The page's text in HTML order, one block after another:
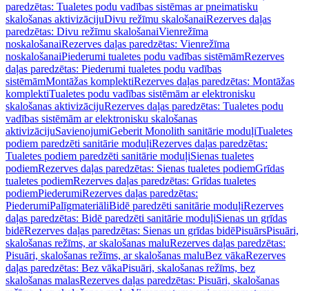
paredzētas: Tualetes podu vadības sistēmas ar pneimatisku
skalošanas aktivizācijuDivu režīmu skalošanaiRezerves daļas
paredzētas: Divu režīmu skalošanaiVienrežīma
noskalošanaiRezerves daļas paredzētas: Vienrežīma
noskalošanaiPiederumi tualetes podu vadības sistēmāmRezerves
daļas paredzētas: Piederumi tualetes podu vadības
sistēmāmMontāžas komplektiRezerves daļas paredzētas: Montāžas
komplektiTualetes podu vadības sistēmām ar elektronisku
skalošanas aktivizācijuRezerves daļas paredzētas: Tualetes podu
vadības sistēmām ar elektronisku skalošanas
aktivizācijuSavienojumiGeberit Monolith sanitārie moduļiTualetes
podiem paredzēti sanitārie moduļiRezerves daļas paredzētas:
Tualetes podiem paredzēti sanitārie moduļiSienas tualetes
podiemRezerves daļas paredzētas: Sienas tualetes podiemGrīdas
tualetes podiemRezerves daļas paredzētas: Grīdas tualetes
podiemPiederumiRezerves daļas paredzētas:
PiederumiPalīgmateriāliBidē paredzēti sanitārie moduļiRezerves
daļas paredzētas: Bidē paredzēti sanitārie moduļiSienas un grīdas
bidēRezerves daļas paredzētas: Sienas un grīdas bidēPisuārsPisuāri,
skalošanas režīms, ar skalošanas maluRezerves daļas paredzētas:
Pisuāri, skalošanas režīms, ar skalošanas maluBez vākaRezerves
daļas paredzētas: Bez vākaPisuāri, skalošanas režīms, bez
skalošanas malasRezerves daļas paredzētas: Pisuāri, skalošanas